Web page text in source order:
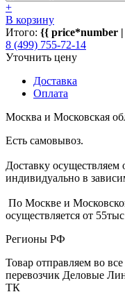
+
В корзину
Итого: {{ price*number
8 (499) 755-72-14
Уточнить цену
Доставка
Оплата
Москва и Московская
Есть самовывоз.
Доставку
индивидуально в
По Москве и
осуществляется от
Регионы РФ
Товар отправляем во
перевозчик Деловые
ТК